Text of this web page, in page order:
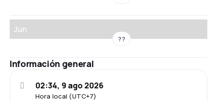
Jun
??
Información general
Hora local (UTC+7)
02:34, 9 ago 2026